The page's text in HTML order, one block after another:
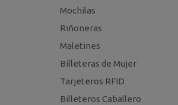
Mochilas
Riñoneras
Maletines
Billeteras de Mujer
Tarjeteros RFID
Billeteros Caballero